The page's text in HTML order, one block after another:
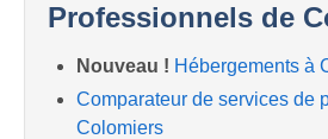
Professionnels de
Nouveau ! Hébergements à
Comparateur de services de
Colomiers